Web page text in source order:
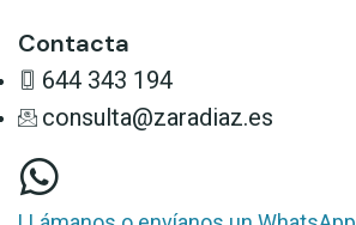
Contacta
644 343 194
consulta@zaradiaz.es